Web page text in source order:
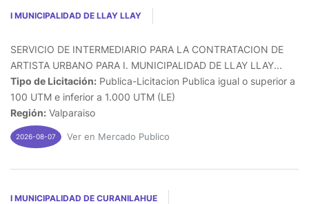
I MUNICIPALIDAD DE LLAY LLAY
SERVICIO DE INTERMEDIARIO PARA LA CONTRATACION DE
ARTISTA URBANO PARA I. MUNICIPALIDAD DE LLAY LLAY...
Tipo de Licitación: Publica-Licitacion Publica igual o superior a
100 UTM e inferior a 1.000 UTM (LE)
Región: Valparaiso
2026-08-07 Ver en Mercado Publico
I MUNICIPALIDAD DE CURANILAHUE